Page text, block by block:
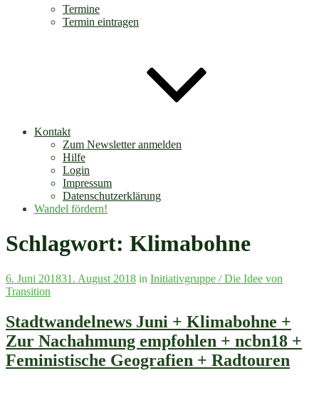
Termine
Termin eintragen
Kontakt
Zum Newsletter anmelden
Hilfe
Login
Impressum
Datenschutzerklärung
Wandel fördern!
Schlagwort: Klimabohne
Veröffentlicht
am
6. Juni 201831. August 2018 in Initiativgruppe / Die Idee von
Transition
Stadtwandelnews Juni + Klimabohne +
Zur Nachahmung empfohlen + ncbn18 +
Feministische Geografien + Radtouren